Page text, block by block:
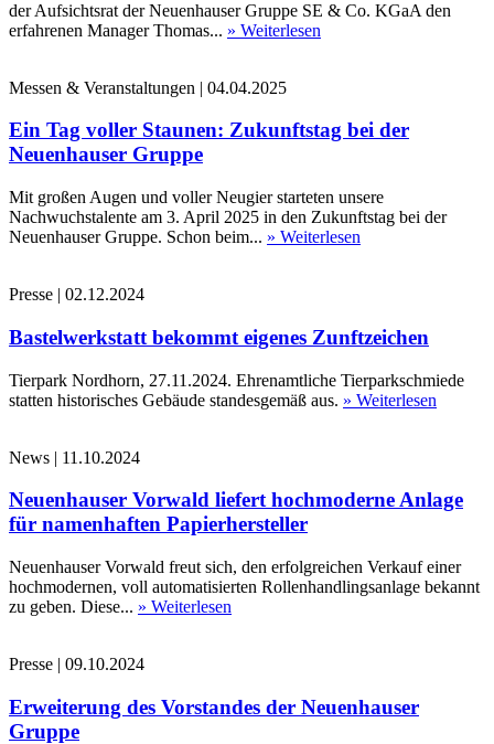
der Aufsichtsrat der Neuenhauser Gruppe SE & Co. KGaA den
erfahrenen Manager Thomas... » Weiterlesen
Messen & Veranstaltungen | 04.04.2025
Ein Tag voller Staunen: Zukunftstag bei der
Neuenhauser Gruppe
Mit großen Augen und voller Neugier starteten unsere
Nachwuchstalente am 3. April 2025 in den Zukunftstag bei der
Neuenhauser Gruppe. Schon beim... » Weiterlesen
Presse | 02.12.2024
Bastelwerkstatt bekommt eigenes Zunftzeichen
Tierpark Nordhorn, 27.11.2024. Ehrenamtliche Tierparkschmiede
statten historisches Gebäude standesgemäß aus. » Weiterlesen
News | 11.10.2024
Neuenhauser Vorwald liefert hochmoderne Anlage
für namenhaften Papierhersteller
Neuenhauser Vorwald freut sich, den erfolgreichen Verkauf einer
hochmodernen, voll automatisierten Rollenhandlingsanlage bekannt
zu geben. Diese... » Weiterlesen
Presse | 09.10.2024
Erweiterung des Vorstandes der Neuenhauser
Gruppe